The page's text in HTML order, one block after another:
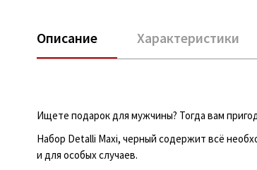
Описание Характеристики
Ищете подарок для мужчины? Тогда вам
Набор Detalli Maxi, черный содержит всё
и для особых случаев.